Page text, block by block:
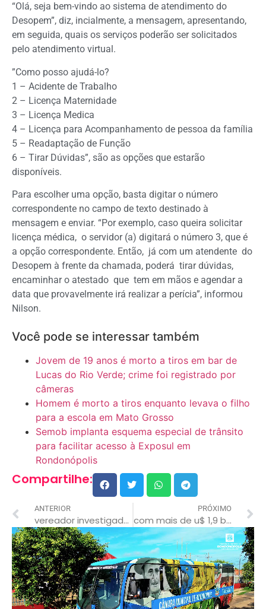
“Olá, seja bem-vindo ao sistema de atendimento do
Desopem”, diz, incialmente, a mensagem, apresentando,
em seguida, quais os serviços poderão ser solicitados
pelo atendimento virtual.
‎”Como posso ajudá-lo?
1 – Acidente de Trabalho
2 – Licença Maternidade
3 – Licença Medica
4 – Licença para Acompanhamento de pessoa da família
5 – Readaptação de Função
6 – Tirar Dúvidas”, são as opções que estarão
disponíveis.
Para escolher uma opção, basta digitar o número
correspondente no campo de texto destinado à
mensagem e enviar. “Por exemplo, caso queira solicitar
licença médica, o servidor (a) digitará o número 3, que é
a opção correspondente. Então, já com um atendente do
Desopem à frente da chamada, poderá tirar dúvidas,
encaminhar o atestado que tem em mãos e agendar a
data que provavelmente irá realizar a perícia”, informou
Nilson.
Você pode se interessar também
Jovem de 19 anos é morto a tiros em bar de
Lucas do Rio Verde; crime foi registrado por
câmeras
Homem é morto a tiros enquanto levava o filho
para a escola em Mato Grosso
Semob implanta esquema especial de trânsito
para facilitar acesso à Exposul em
Rondonópolis
Compartilhe:
ANTERIOR
vereador investigador gerson fez indicação e prefeitura recupera pavimentação asfáltica no conjunto são josé
PRÓXIMO
com mais de u$ 1,9 bi em 2021, rondonópolis é maior exportador de mt e 19º do brasil